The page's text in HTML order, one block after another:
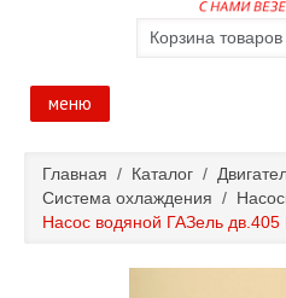
Корзина товаров
меню
Каталог
Полезные статьи
Главная / Каталог /
Система охлаждения /
Насос водяной ГАЗель